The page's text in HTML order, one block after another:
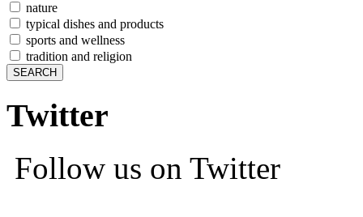
nature
typical dishes and products
sports and wellness
tradition and religion
Twitter
Follow us on Twitter